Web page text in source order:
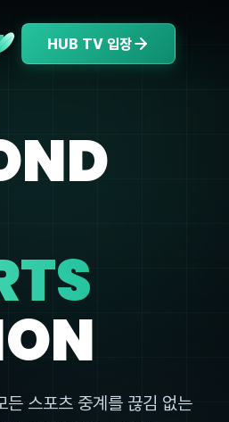
HUB TV 입장
스포츠 중계를 끊김 없는